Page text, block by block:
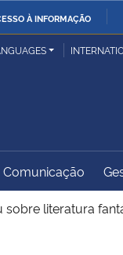
À INFORMAÇÃO
Relações
Geral da
Comunicação
sobre literatura